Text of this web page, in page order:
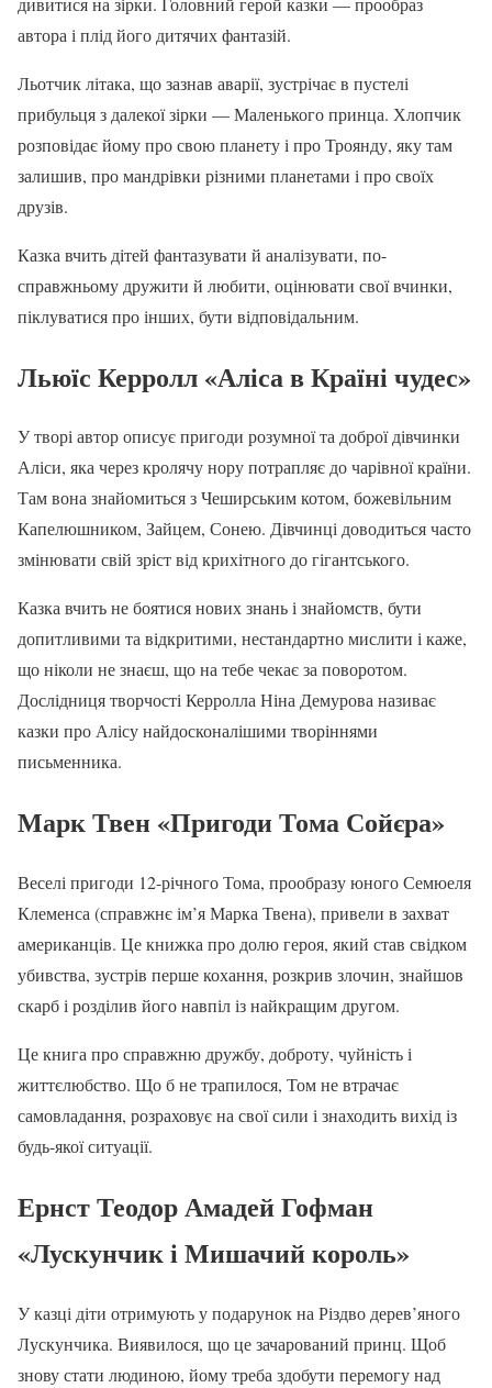
автора і плід його дитячих фантазій.
Льотчик літака, що зазнав аварії, зустрічає в пустелі
прибульця з далекої зірки — Маленького принца. Хлопчик
розповідає йому про свою планету і про Троянду, яку там
залишив, про мандрівки різними планетами і про своїх
друзів.
Казка вчить дітей фантазувати й аналізувати, по-
справжньому дружити й любити, оцінювати свої вчинки,
піклуватися про інших, бути відповідальним.
Льюїс Керролл «Аліса в Країні чудес»
У творі автор описує пригоди розумної та доброї дівчинки
Аліси, яка через кролячу нору потрапляє до чарівної країни.
Там вона знайомиться з Чеширським котом, божевільним
Капелюшником, Зайцем, Сонею. Дівчинці доводиться часто
змінювати свій зріст від крихітного до гігантського.
Казка вчить не боятися нових знань і знайомств, бути
допитливими та відкритими, нестандартно мислити і каже,
що ніколи не знаєш, що на тебе чекає за поворотом.
Дослідниця творчості Керролла Ніна Демурова називає
казки про Алісу найдосконалішими творіннями
письменника.
Марк Твен «Пригоди Тома Сойєра»
Веселі пригоди 12-річного Тома, прообразу юного Семюеля
Клеменса (справжнє ім’я Марка Твена), привели в захват
американців. Це книжка про долю героя, який став свідком
убивства, зустрів перше кохання, розкрив злочин, знайшов
скарб і розділив його навпіл із найкращим другом.
Це книга про справжню дружбу, доброту, чуйність і
життєлюбство. Що б не трапилося, Том не втрачає
самовладання, розраховує на свої сили і знаходить вихід із
будь-якої ситуації.
Ернст Теодор Амадей Гофман
«Лускунчик і Мишачий король»
У казці діти отримують у подарунок на Різдво дерев’яного
Лускунчика. Виявилося, що це зачарований принц. Щоб
знову стати людиною, йому треба здобути перемогу над